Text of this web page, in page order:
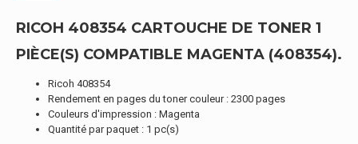
RICOH 408354 CARTOUCHE DE TONER 1
PIÈCE(S) COMPATIBLE MAGENTA (408354).
Ricoh 408354
Rendement en pages du toner couleur : 2300 pages
Couleurs d'impression : Magenta
Quantité par paquet : 1 pc(s)